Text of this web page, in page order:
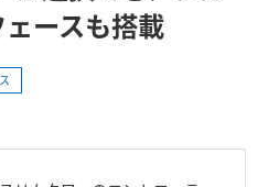
ースも搭載